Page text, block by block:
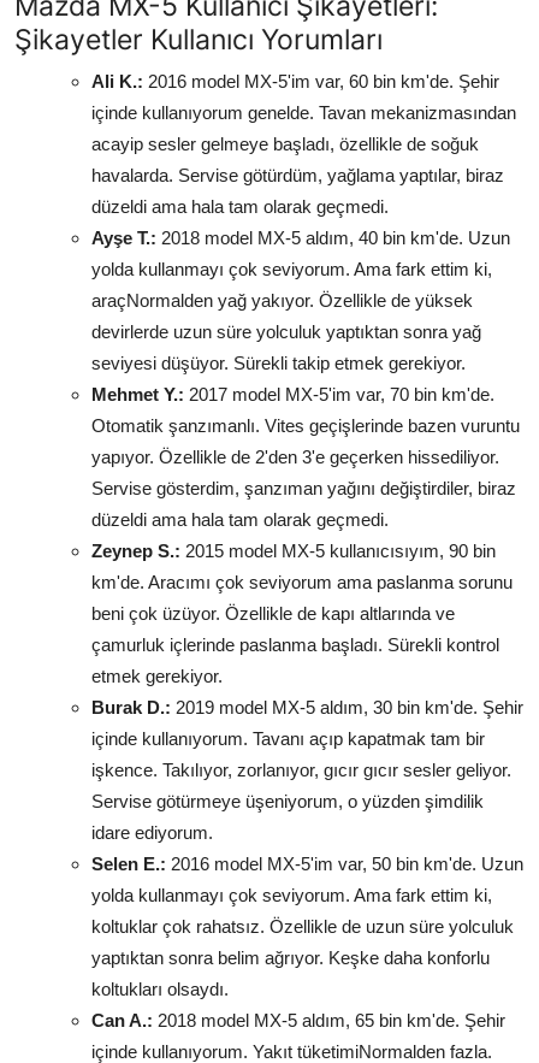
Şikayetler Kullanıcı Yorumları
Ali K.: 2016 model MX-5'im var, 60 bin km'de. Şehir
içinde kullanıyorum genelde. Tavan mekanizmasından
acayip sesler gelmeye başladı, özellikle de soğuk
havalarda. Servise götürdüm, yağlama yaptılar, biraz
düzeldi ama hala tam olarak geçmedi.
Ayşe T.: 2018 model MX-5 aldım, 40 bin km'de. Uzun
yolda kullanmayı çok seviyorum. Ama fark ettim ki,
araçNormalden yağ yakıyor. Özellikle de yüksek
devirlerde uzun süre yolculuk yaptıktan sonra yağ
seviyesi düşüyor. Sürekli takip etmek gerekiyor.
Mehmet Y.: 2017 model MX-5'im var, 70 bin km'de.
Otomatik şanzımanlı. Vites geçişlerinde bazen vuruntu
yapıyor. Özellikle de 2'den 3'e geçerken hissediliyor.
Servise gösterdim, şanzıman yağını değiştirdiler, biraz
düzeldi ama hala tam olarak geçmedi.
Zeynep S.: 2015 model MX-5 kullanıcısıyım, 90 bin
km'de. Aracımı çok seviyorum ama paslanma sorunu
beni çok üzüyor. Özellikle de kapı altlarında ve
çamurluk içlerinde paslanma başladı. Sürekli kontrol
etmek gerekiyor.
Burak D.: 2019 model MX-5 aldım, 30 bin km'de. Şehir
içinde kullanıyorum. Tavanı açıp kapatmak tam bir
işkence. Takılıyor, zorlanıyor, gıcır gıcır sesler geliyor.
Servise götürmeye üşeniyorum, o yüzden şimdilik
idare ediyorum.
Selen E.: 2016 model MX-5'im var, 50 bin km'de. Uzun
yolda kullanmayı çok seviyorum. Ama fark ettim ki,
koltuklar çok rahatsız. Özellikle de uzun süre yolculuk
yaptıktan sonra belim ağrıyor. Keşke daha konforlu
koltukları olsaydı.
Can A.: 2018 model MX-5 aldım, 65 bin km'de. Şehir
içinde kullanıyorum. Yakıt tüketimiNormalden fazla.